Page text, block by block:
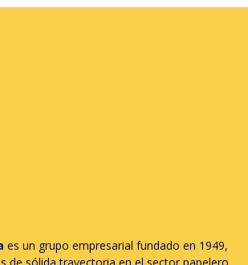
es un grupo empresarial fundado en 1949,